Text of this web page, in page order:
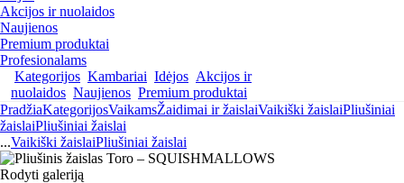
Akcijos ir nuolaidos
Naujienos
Premium produktai
Profesionalams
Kategorijos Kambariai Idėjos Akcijos ir
nuolaidos Naujienos Premium produktai
PradžiaKategorijosVaikamsŽaidimai ir žaislaiVaikiški žaislaiPliušiniai
žaislaiPliušiniai žaislai
...Vaikiški žaislaiPliušiniai žaislai
Rodyti galeriją